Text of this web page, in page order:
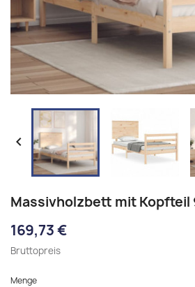

Massivholzbett mit Kopfteil
169,73 €
Bruttopreis
Menge